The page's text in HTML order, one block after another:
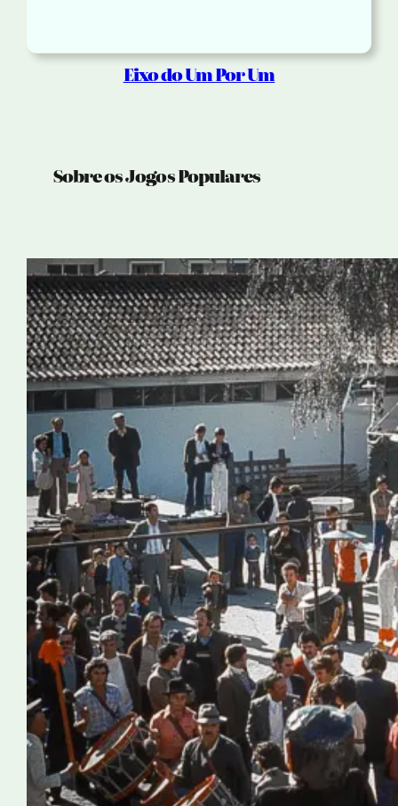
Eixo do Um Por Um
Sobre os Jogos Populares